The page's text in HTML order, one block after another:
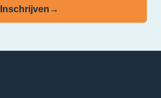
Inschrijven →